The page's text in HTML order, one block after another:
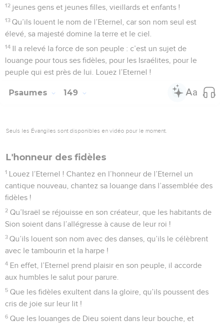
12 jeunes gens et jeunes filles, vieillards et enfants !
13 Qu’ils louent le nom de l’Eternel, car son nom seul est
élevé, sa majesté domine la terre et le ciel.
14 Il a relevé la force de son peuple : c’est un sujet de
louange pour tous ses fidèles, pour les Israélites, pour le
peuple qui est près de lui. Louez l’Eternel !
Psaumes 149
Seuls les Évangiles sont disponibles en vidéo pour le moment.
L'honneur des fidèles
1 Louez l’Eternel ! Chantez en l’honneur de l’Eternel un
cantique nouveau, chantez sa louange dans l’assemblée des
fidèles !
2 Qu’Israël se réjouisse en son créateur, que les habitants de
Sion soient dans l’allégresse à cause de leur roi !
3 Qu’ils louent son nom avec des danses, qu’ils le célèbrent
avec le tambourin et la harpe !
4 En effet, l’Eternel prend plaisir en son peuple, il accorde
aux humbles le salut pour parure.
5 Que les fidèles exultent dans la gloire, qu’ils poussent des
cris de joie sur leur lit !
6 Que les louanges de Dieu soient dans leur bouche, et